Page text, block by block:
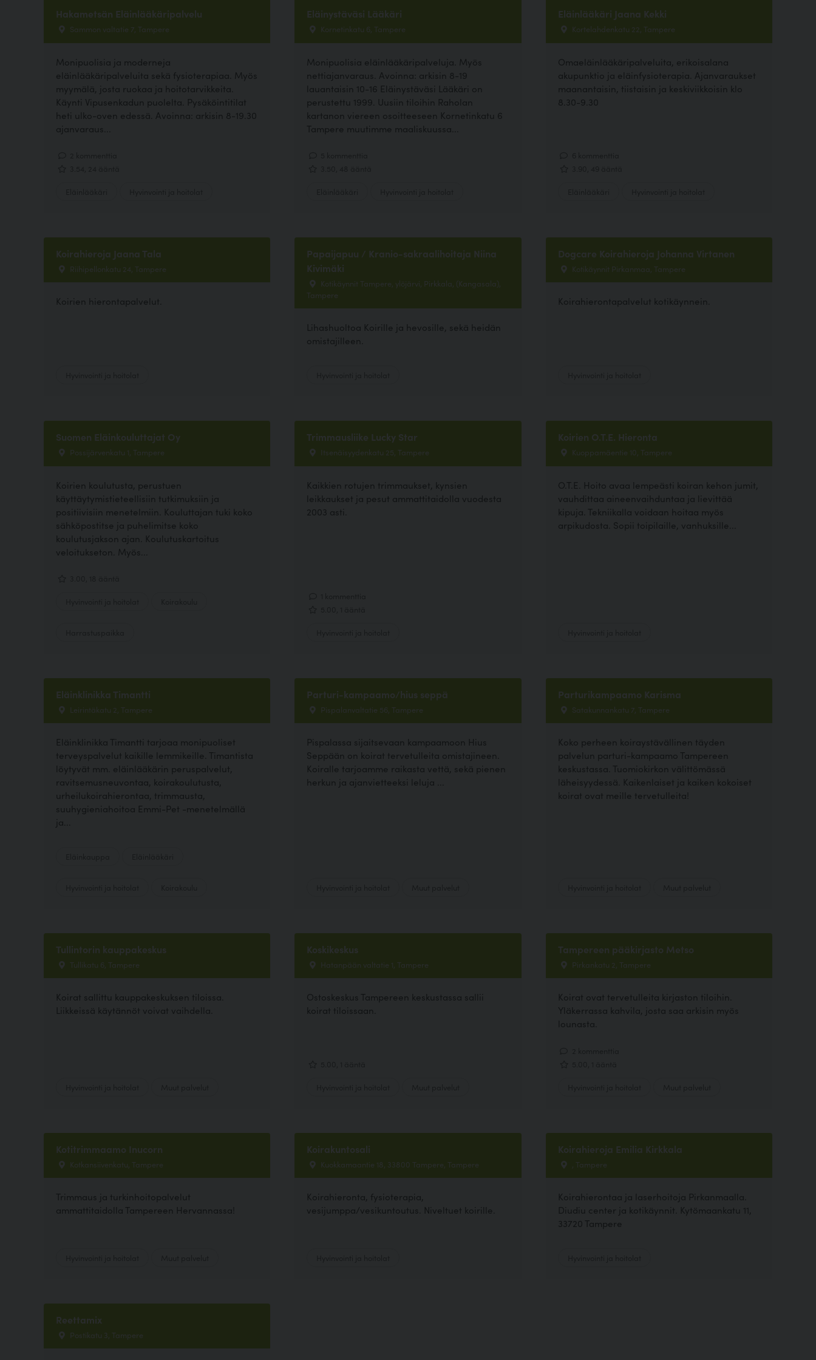
Hakametsän Eläinlääkäripalvelu
Sammon valtatie 7, Tampere
Monipuolisia ja moderneja
eläinlääkäripalveluita sekä fysioterapiaa. Myös
myymälä, josta ruokaa ja hoitotarvikkeita.
Käynti Vipusenkadun puolelta. Pysäköintitilat
heti ulko-oven edessä. Avoinna: arkisin 8-19.30
ajanvaraus...
Eläinystäväsi Lääkäri
Kornetinkatu 6, Tampere
Monipuolisia eläinlääkäripalveluja. Myös
nettiajanvaraus. Avoinna: arkisin 8-19
lauantaisin 10-16 Eläinystäväsi Lääkäri on
perustettu 1999. Uusiin tiloihin Raholan
kartanon viereen osoitteeseen Kornetinkatu 6
Tampere muutimme maaliskuussa...
Eläinlääkäri Jaana Kekki
Kortelahdenkatu 22, Tampere
Omaeläinlääkäripalveluita, erikoisalana
akupunktio ja eläinfysioterapia. Ajanvaraukset
maanantaisin, tiistaisin ja keskiviikkoisin klo
8.30-9.30
Koirahieroja Jaana Tala
Riihipellonkatu 24, Tampere
Koirien hierontapalvelut.
Papaijapuu / Kranio-sakraalihoitaja Niina
Kivimäki
Kotikäynnit Tampere, ylöjärvi, Pirkkala, (Kangasala),
Tampere
Lihashuoltoa Koirille ja hevosille, sekä heidän
omistajilleen.
Dogcare Koirahieroja Johanna Virtanen
Kotikäynnit Pirkanmaa, Tampere
Koirahierontapalvelut kotikäynnein.
Suomen Eläinkouluttajat Oy
Possijärvenkatu 1, Tampere
Koirien koulutusta, perustuen
käyttäytymistieteellisiin tutkimuksiin ja
positiivisiin menetelmiin. Kouluttajan tuki koko
sähköpostitse ja puhelimitse koko
koulutusjakson ajan. Koulutuskartoitus
veloitukseton. Myös...
Trimmausliike Lucky Star
Itsenäisyydenkatu 25, Tampere
Kaikkien rotujen trimmaukset, kynsien
leikkaukset ja pesut ammattitaidolla vuodesta
2003 asti.
Koirien O.T.E. Hieronta
Kuoppamäentie 10, Tampere
O.T.E. Hoito avaa lempeästi koiran kehon jumit,
vauhdittaa aineenvaihduntaa ja lievittää
kipuja. Tekniikalla voidaan hoitaa myös
arpikudosta. Sopii toipilaille, vanhuksille...
Eläinklinikka Timantti
Leirintäkatu 2, Tampere
Eläinklinikka Timantti tarjoaa monipuoliset
terveyspalvelut kaikille lemmikeille. Timantista
löytyvät mm. eläinlääkärin peruspalvelut,
ravitsemusneuvontaa, koirakoulutusta,
urheilukoirahierontaa, trimmausta,
suuhygieniahoitoa Emmi-Pet -menetelmällä
ja...
Parturi-kampaamo/hius seppä
Pispalanvaltatie 56, Tampere
Pispalassa sijaitsevaan kampaamoon Hius
Seppään on koirat tervetulleita omistajineen.
Koiralle tarjoamme raikasta vettä, sekä pienen
herkun ja ajanvietteeksi leluja ...
Parturikampaamo Karisma
Satakunnankatu 7, Tampere
Koko perheen koiraystävällinen täyden
palvelun parturi-kampaamo Tampereen
keskustassa. Tuomiokirkon välittömässä
läheisyydessä. Kaikenlaiset ja kaiken kokoiset
koirat ovat meille tervetulleita!
Tullintorin kauppakeskus
Tullikatu 6, Tampere
Koirat sallittu kauppakeskuksen tiloissa.
Liikkeissä käytännöt voivat vaihdella.
Koskikeskus
Hatanpään valtatie 1, Tampere
Ostoskeskus Tampereen keskustassa sallii
koirat tiloissaan.
Tampereen pääkirjasto Metso
Pirkankatu 2, Tampere
Koirat ovat tervetulleita kirjaston tiloihin.
Yläkerrassa kahvila, josta saa arkisin myös
lounasta.
Kotitrimmaamo Inucorn
Kotkansiivenkatu, Tampere
Trimmaus ja turkinhoitopalvelut
ammattitaidolla Tampereen Hervannassa!
Koirakuntosali
Kuokkamaantie 18, 33800 Tampere, Tampere
Koirahieronta, fysioterapia,
vesijumppa/vesikuntoutus. Niveltuet koirille.
Koirahieroja Emilia Kirkkala
, Tampere
Koirahierontaa ja laserhoitoja Pirkanmaalla.
Diudiu center ja kotikäynnit. Kytömaankatu 11,
33720 Tampere
Reettamix
Postikatu 3, Tampere